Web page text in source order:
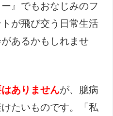
』でもおなじみのフ
が飛び交う日常生活
あるかもしれませ
ありませんが、臆病
たいものです。「私